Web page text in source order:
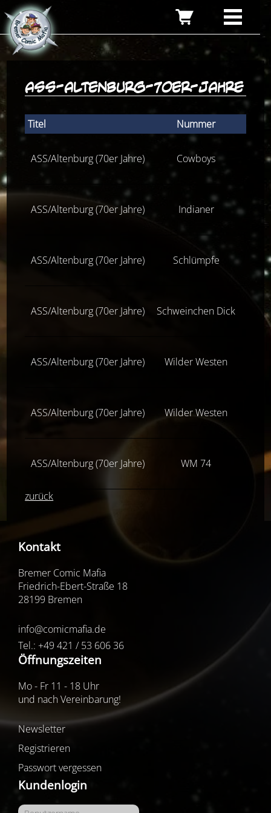
ass-altenburg-70er-jahre
Titel Nummer
ASS/Altenburg (70er Jahre) Cowboys
ASS/Altenburg (70er Jahre) Indianer
ASS/Altenburg (70er Jahre) Schlümpfe
ASS/Altenburg (70er Jahre) Schweinchen Dick
ASS/Altenburg (70er Jahre) Wilder Westen
ASS/Altenburg (70er Jahre) Wilder Westen
ASS/Altenburg (70er Jahre) WM 74
zurück
Kontakt
Bremer Comic Mafia
Friedrich-Ebert-Straße 18
28199 Bremen
info@comicmafia.de
Tel.: +49 421 / 53 606 36
Öffnungszeiten
Mo - Fr 11 - 18 Uhr
und nach Vereinbarung!
Newsletter
Registrieren
Passwort vergessen
Kundenlogin